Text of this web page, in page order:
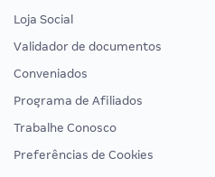
Loja Social
Validador de documentos
Conveniados
Programa de Afiliados
Trabalhe Conosco
Preferências de Cookies